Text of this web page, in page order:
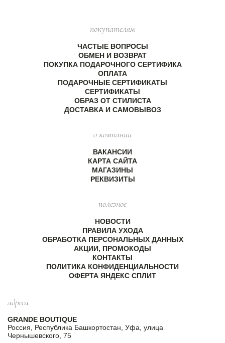
покупателям
ЧАСТЫЕ ВОПРОСЫ
ОБМЕН И ВОЗВРАТ
ПОКУПКА ПОДАРОЧНОГО СЕРТИФИКА
ОПЛАТА
ПОДАРОЧНЫЕ СЕРТИФИКАТЫ
СЕРТИФИКАТЫ
ОБРАЗ ОТ СТИЛИСТА
ДОСТАВКА И САМОВЫВОЗ
о компании
ВАКАНСИИ
КАРТА САЙТА
МАГАЗИНЫ
РЕКВИЗИТЫ
полезное
НОВОСТИ
ПРАВИЛА УХОДА
ОБРАБОТКА ПЕРСОНАЛЬНЫХ ДАННЫХ
АКЦИИ, ПРОМОКОДЫ
КОНТАКТЫ
ПОЛИТИКА КОНФИДЕНЦИАЛЬНОСТИ
ОФЕРТА ЯНДЕКС СПЛИТ
адреса
GRANDE BOUTIQUE
Россия, Республика Башкортостан, Уфа, улица
Чернышевского, 75